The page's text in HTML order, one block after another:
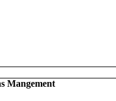
Mangement